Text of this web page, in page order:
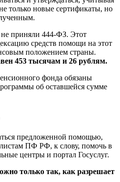
только новые сертификаты, но
приняли 444-ФЗ. Этот
средств помощи на этот
положением страны.
453 тысячам и 26 рублям.
фонда обязаны
об оставшейся сумме
предложенной помощью,
ПФ РФ, к слову, помочь в
центры и портал Госуслуг.
только так, как разрешает